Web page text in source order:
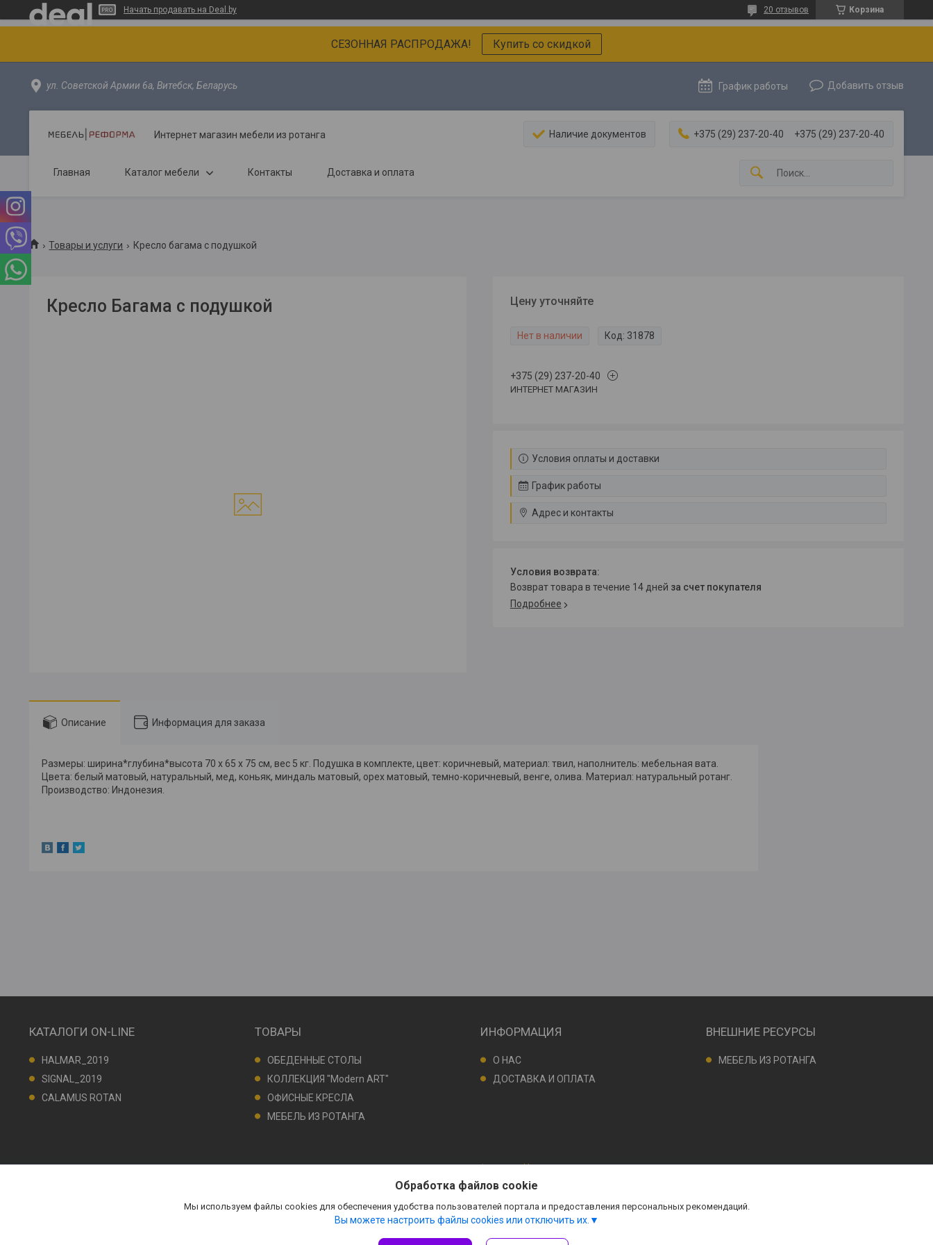
Начать продавать на Deal.by Корзина
20 отзывов
СЕЗОННАЯ РАСПРОДАЖА! Купить со скидкой
ул. Советской Армии 6а, Витебск, Беларусь График работы Добавить отзыв
Интернет магазин мебели из ротанга Наличие документов +375 (29) 237-20-40 +375 (29) 237-20-40
Главная Каталог мебели Контакты Доставка и оплата
Товары и услуги Кресло багама с подушкой
Кресло Багама с подушкой Цену уточняйте
Нет в наличии Код: 31878
+375 (29) 237-20-40
ИНТЕРНЕТ МАГАЗИН
Условия оплаты и доставки
График работы
Адрес и контакты
возврат товара в течение 14 дней за счет покупателя
Подробнее
Описание Информация для заказа
Размеры: ширина*глубина*высота 70 x 65 x 75 см, вес 5 кг. Подушка в комплекте, цвет: коричневый, материал: твил, наполнитель: мебельная вата.
Цвета: белый матовый, натуральный, мед, коньяк, миндаль матовый, орех матовый, темно-коричневый, венге, олива. Материал: натуральный ротанг.
Производство: Индонезия.
КАТАЛОГИ ON-LINE
HALMAR_2019
SIGNAL_2019
CALAMUS ROTAN
ТОВАРЫ
ОБЕДЕННЫЕ СТОЛЫ
КОЛЛЕКЦИЯ "Modern ART"
ОФИСНЫЕ КРЕСЛА
МЕБЕЛЬ ИЗ РОТАНГА
ИНФОРМАЦИЯ
О НАС
ДОСТАВКА И ОПЛАТА
ВНЕШНИЕ РЕСУРСЫ
МЕБЕЛЬ ИЗ РОТАНГА
Сайт создан на платформе Deal.by
Политика обработки файлов cookies
Обработка файлов cookie
Мы используем файлы cookies для обеспечения удобства пользователей портала и предоставления персональных рекомендаций.
Вы можете настроить файлы cookies или отключить их.
Магазин польской мебели "РеформаМебель" |
Select Language ▼